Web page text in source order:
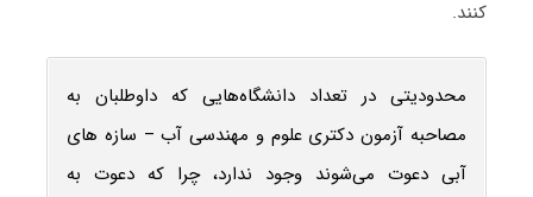
کنند.
محدودیتی در تعداد دانشگاه‌هایی که داوطلبان به
مصاحبه آزمون دکتری علوم و مهندسی آب – سازه ‌های
آبی دعوت می‌شوند وجود ندارد، چرا که دعوت به